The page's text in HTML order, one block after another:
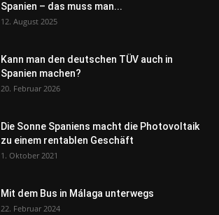
Spanien – das muss man...
12. August 2025
Kann man den deutschen TÜV auch in
Spanien machen?
20. Februar 2026
Die Sonne Spaniens macht die Photovoltaik
zu einem rentablen Geschäft
1. Oktober 2021
Mit dem Bus in Málaga unterwegs
22. Februar 2024